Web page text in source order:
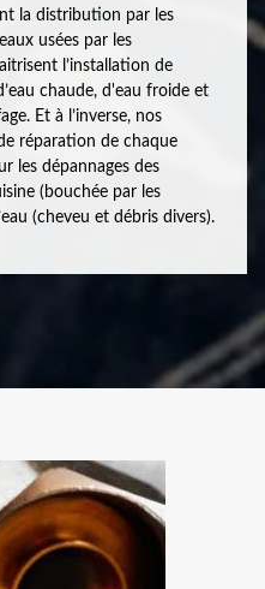
la distribution par les
usées par les
l’installation de
chaude, d'eau froide et
Et à l’inverse, nos
réparation de chaque
les dépannages des
(bouchée par les
(cheveu et débris divers).